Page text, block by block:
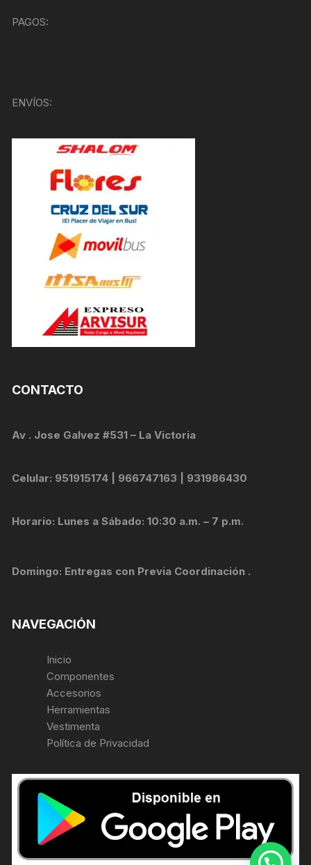
PAGOS:
ENVÍOS:
CONTACTO
Av . Jose Galvez #531 – La Victoria
Celular: 951915174 | 966747163 | 931986430
Horario: Lunes a Sábado: 10:30 a.m. – 7 p.m.
Domingo: Entregas con Previa Coordinación .
NAVEGACIÓN
Inicio
Componentes
Accesorios
Herramientas
Vestimenta
Política de Privacidad